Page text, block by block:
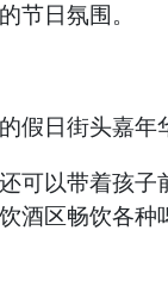
节日氛围。
假日街头嘉
可以带着孩
酒区畅饮各种